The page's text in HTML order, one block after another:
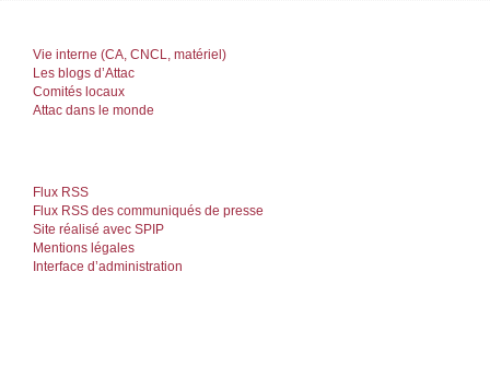
Vie interne (CA, CNCL, matériel)
Les blogs d’Attac
Comités locaux
Attac dans le monde
Flux RSS
Flux RSS des communiqués de presse
Site réalisé avec SPIP
Mentions légales
Interface d’administration